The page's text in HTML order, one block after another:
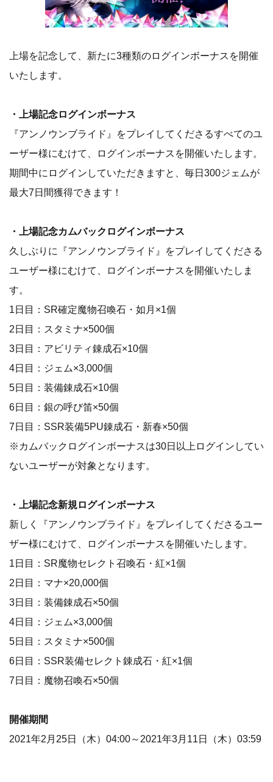
上場を記念して、新たに3種類のログインボーナスを開催
いたします。
・上場記念ログインボーナス
『アンノウンブライド』をプレイしてくださるすべてのユ
ーザー様にむけて、ログインボーナスを開催いたします。
期間中にログインしていただきますと、毎日300ジェムが
最大7日間獲得できます！
・上場記念カムバックログインボーナス
久しぶりに『アンノウンブライド』をプレイしてくださる
ユーザー様にむけて、ログインボーナスを開催いたしま
す。
1日目：SR確定魔物召喚石・如月×1個
2日目：スタミナ×500個
3日目：アビリティ錬成石×10個
4日目：ジェム×3,000個
5日目：装備錬成石×10個
6日目：銀の呼び笛×50個
7日目：SSR装備5PU錬成石・新春×50個
※カムバックログインボーナスは30日以上ログインしてい
ないユーザーが対象となります。
・上場記念新規ログインボーナス
新しく『アンノウンブライド』をプレイしてくださるユー
ザー様にむけて、ログインボーナスを開催いたします。
1日目：SR魔物セレクト召喚石・紅×1個
2日目：マナ×20,000個
3日目：装備錬成石×50個
4日目：ジェム×3,000個
5日目：スタミナ×500個
6日目：SSR装備セレクト錬成石・紅×1個
7日目：魔物召喚石×50個
開催期間
2021年2月25日（木）04:00～2021年3月11日（木）03:59